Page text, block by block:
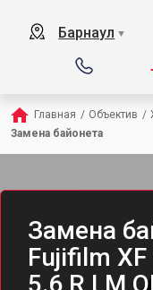
Барнаул ▼
Главная / Объектив /
Замена байонета
Замена
Fujifilm